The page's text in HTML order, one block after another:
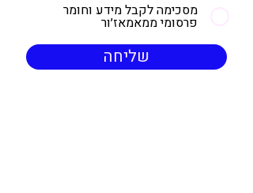
מסכימה לקבל מידע וחומר
פרסומי ממאמאז׳ור
שליחה